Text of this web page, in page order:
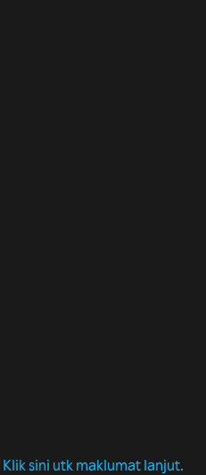
Klik sini utk maklumat lanjut.